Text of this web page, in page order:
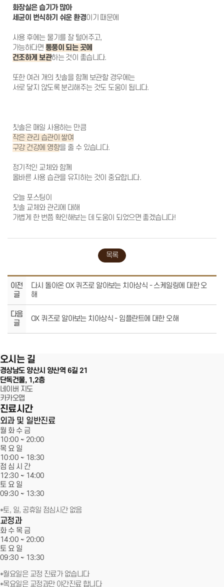
화장실은 습기가 많아
세균이 번식하기 쉬운 환경이기 때문에
사용 후에는 물기를 잘 털어주고,
가능하다면 통풍이 되는 곳에
건조하게 보관하는 것이 좋습니다.
또한 여러 개의 칫솔을 함께 보관할 경우에는
서로 닿지 않도록 분리해주는 것도 도움이 됩니다.
칫솔은 매일 사용하는 만큼
작은 관리 습관이 쌓여
구강 건강에 영향을 줄 수 있습니다.
정기적인 교체와 함께
올바른 사용 습관을 유지하는 것이 중요합니다.
오늘 포스팅이
칫솔 교체와 관리에 대해
가볍게 한 번쯤 확인해보는 데 도움이 되었으면 좋겠습니다!
목록
이전
글
다시 돌아온 OX 퀴즈로 알아보는 치아상식 - 스케일링에 대한 오
해
다음
글
OX 퀴즈로 알아보는 치아상식 - 임플란트에 대한 오해
서울에스원치과
오시는 길
경상남도 양산시 양산역 6길 21
단독건물, 1,2층
네이버 지도
카카오맵
진료시간
외과 및 일반진료
월 화 수 금
10:00 ~ 20:00
목 요 일
10:00 ~ 18:30
점 심 시 간
12:30 ~ 14:00
토 요 일
09:30 ~ 13:30
*토, 일, 공휴일 점심시간 없음
교정과
화 수 목 금
14:00 ~ 20:00
토 요 일
09:30 ~ 13:30
*월요일은 교정 진료가 없습니다
*목요일은 교정과만 야간진료 합니다